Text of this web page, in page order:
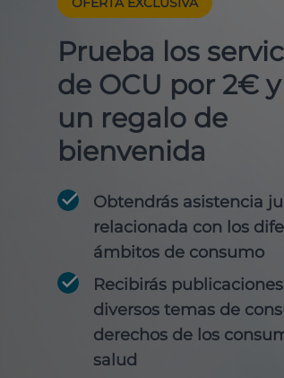
Prueba los
de OCU por 2€
un regalo de
bienvenida
Obtendrás asistencia
relacionada con los
ámbitos de consumo
Recibirás
diversos temas de
derechos de los
salud